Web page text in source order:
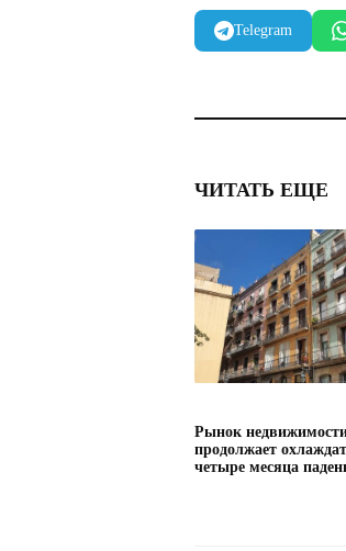
Telegram
ЧИТАТЬ ЕЩЕ
Рынок
продолжает
четыре месяца